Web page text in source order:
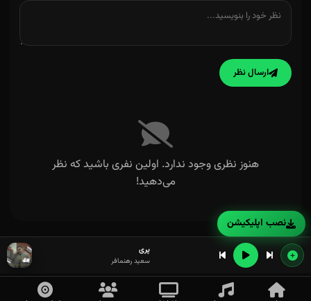
ارسال نظر
هنوز نظری وجود ندارد. اولین نفری باشید که نظر
می‌دهید!
پری
سعید رهنمافر
نصب اپلیکیشن